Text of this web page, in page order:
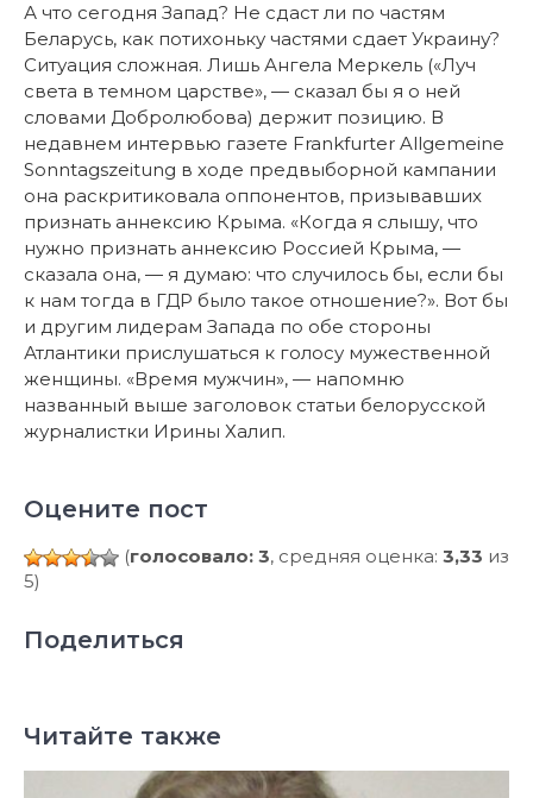
А что сегодня Запад? Не сдаст ли по частям
Беларусь, как потихоньку частями сдает Украину?
Ситуация сложная. Лишь Ангела Меркель («Луч
света в темном царстве», — сказал бы я о ней
словами Добролюбова) держит позицию. В
недавнем интервью газете Frankfurter Allgemeine
Sonntagszeitung в ходе предвыборной кампании
она раскритиковала оппонентов, призывавших
признать аннексию Крыма. «Когда я слышу, что
нужно признать аннексию Россией Крыма, —
сказала она, — я думаю: что случилось бы, если бы
к нам тогда в ГДР было такое отношение?». Вот бы
и другим лидерам Запада по обе стороны
Атлантики прислушаться к голосу мужественной
женщины. «Время мужчин», — напомню
названный выше заголовок статьи белорусской
журналистки Ирины Халип.
Оцените пост
(голосовало: 3, средняя оценка: 3,33 из
5)
Поделиться
Читайте также